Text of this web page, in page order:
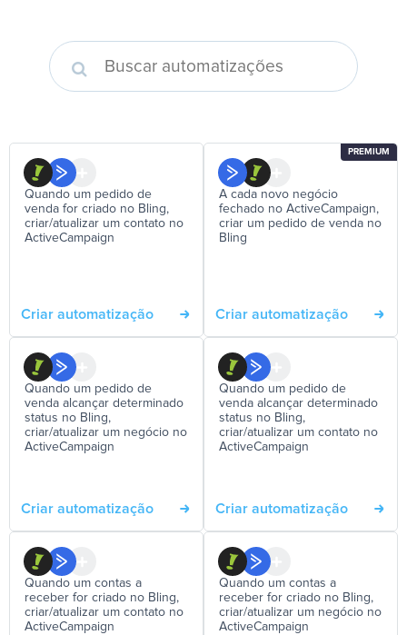
Quando um pedido de
venda for criado no Bling,
criar/atualizar um contato no
ActiveCampaign
Criar automatização
PREMIUM
A cada novo negócio
fechado no ActiveCampaign,
criar um pedido de venda no
Bling
Criar automatização
Quando um pedido de
venda alcançar determinado
status no Bling,
criar/atualizar um negócio no
ActiveCampaign
Criar automatização
Quando um pedido de
venda alcançar determinado
status no Bling,
criar/atualizar um contato no
ActiveCampaign
Criar automatização
Quando um contas a
receber for criado no Bling,
criar/atualizar um contato no
ActiveCampaign
Quando um contas a
receber for criado no Bling,
criar/atualizar um negócio no
ActiveCampaign